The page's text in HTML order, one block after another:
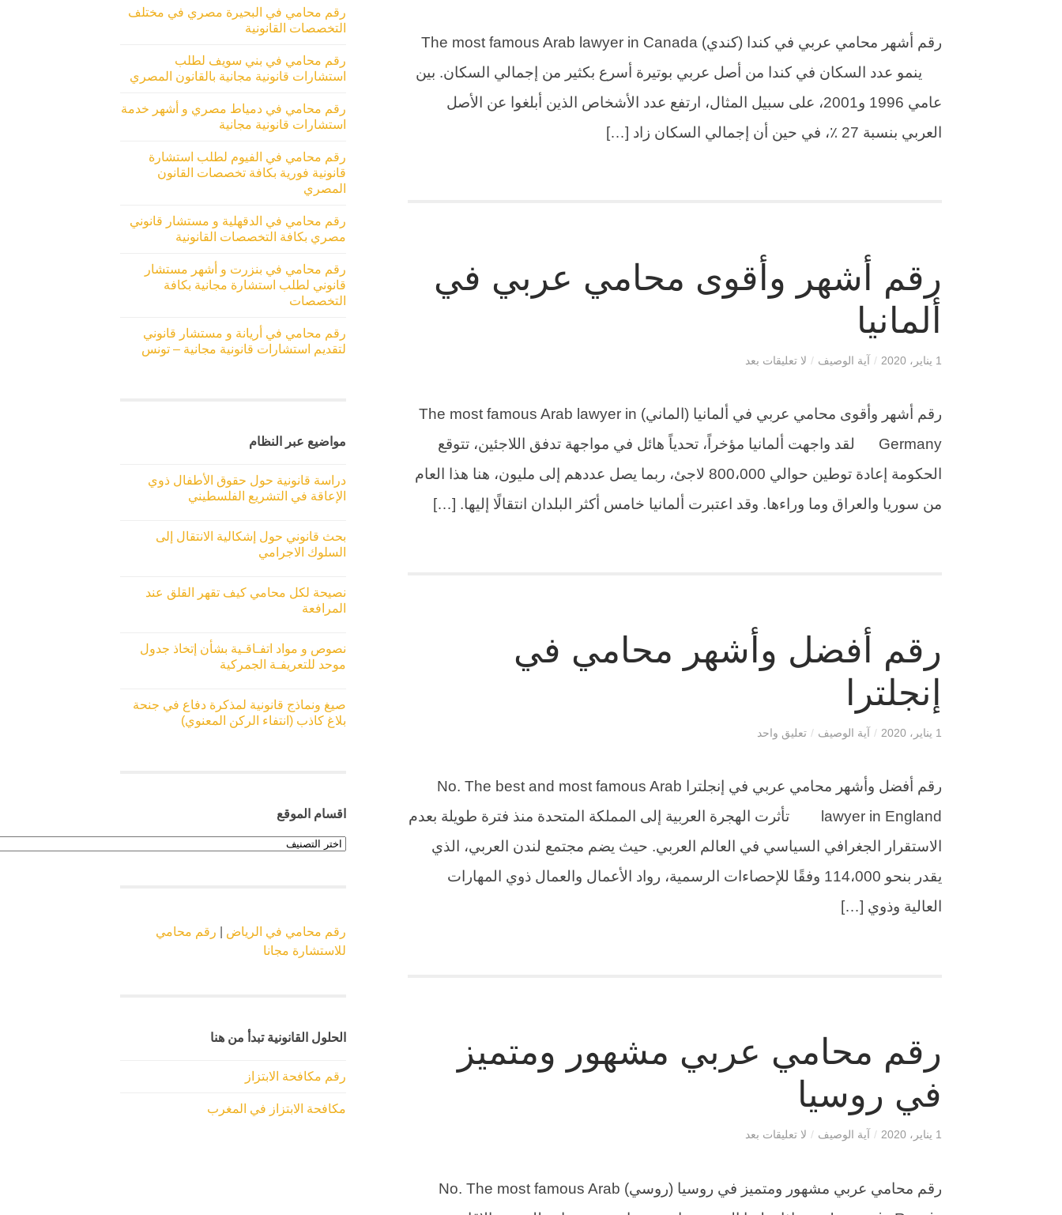
ينمو عدد السكان في كندا من أصل عربي بوتيرة أسرع بكثير من إجمالي السكان. بين
عامي 1996 و2001، على سبيل المثال، ارتفع عدد الأشخاص الذين أبلغوا عن الأصل
العربي بنسبة 27 ٪، في حين أن إجمالي السكان زاد […]
رقم أشهر وأقوى محامي عربي في
ألمانيا
1 يناير، 2020 / آية الوصيف / لا تعليقات بعد
رقم أشهر وأقوى محامي عربي في ألمانيا (الماني) The most famous Arab lawyer in
Germany لقد واجهت ألمانيا مؤخراً، تحدياً هائل في مواجهة تدفق اللاجئين، تتوقع
الحكومة إعادة توطين حوالي 800،000 لاجئ، ربما يصل عددهم إلى مليون، هنا هذا العام
من سوريا والعراق وما وراءها. وقد اعتبرت ألمانيا خامس أكثر البلدان انتقالًا إليها. […]
رقم أفضل وأشهر محامي في
إنجلترا
1 يناير، 2020 / آية الوصيف / تعليق واحد
رقم أفضل وأشهر محامي عربي في إنجلترا No. The best and most famous Arab
lawyer in England تأثرت الهجرة العربية إلى المملكة المتحدة منذ فترة طويلة بعدم
الاستقرار الجغرافي السياسي في العالم العربي. حيث يضم مجتمع لندن العربي، الذي
يقدر بنحو 114،000 وفقًا للإحصاءات الرسمية، رواد الأعمال والعمال ذوي المهارات
العالية وذوي […]
رقم محامي عربي مشهور ومتميز
في روسيا
1 يناير، 2020 / آية الوصيف / لا تعليقات بعد
رقم محامي عربي مشهور ومتميز في روسيا (روسي) No. The most famous Arab
رقم محامي في البحيرة مصري في مختلف
التخصصات القانونية
رقم محامي في بني سويف لطلب
استشارات قانونية مجانية بالقانون المصري
رقم محامي في دمياط مصري و أشهر خدمة
استشارات قانونية مجانية
رقم محامي في الفيوم لطلب استشارة
قانونية فورية بكافة تخصصات القانون
المصري
رقم محامي في الدقهلية و مستشار قانوني
مصري بكافة التخصصات القانونية
رقم محامي في بنزرت و أشهر مستشار
قانوني لطلب استشارة مجانية بكافة
التخصصات
رقم محامي في أريانة و مستشار قانوني
لتقديم استشارات قانونية مجانية – تونس
مواضيع عبر النظام
دراسة قانونية حول حقوق الأطفال ذوي
الإعاقة في التشريع الفلسطيني
بحث قانوني حول إشكالية الانتقال إلى
السلوك الاجرامي
نصيحة لكل محامي كيف تقهر القلق عند
المرافعة
نصوص و مواد اتفـاقـية بشأن إتخاذ جدول
موحد للتعريفـة الجمركية
صيغ ونماذج قانونية لمذكرة دفاع في جنحة
بلاغ كاذب (انتفاء الركن المعنوي)
اقسام الموقع
اقسام
الموقع
رقم محامي في الرياض
رقم محامي
للاستشارة مجانا
الحلول القانونية تبدأ من هنا
رقم مكافحة الابتزاز
مكافحة الابتزاز في المغرب